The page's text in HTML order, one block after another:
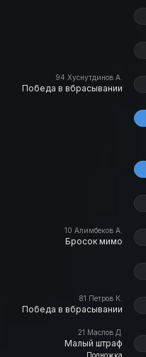
94 Хуснутдинов А.
Победа в вбрасывании
10 Алимбеков А.
Бросок мимо
81 Петров К.
Победа в вбрасывании
21 Маслов Д.
Малый штраф
Подножка